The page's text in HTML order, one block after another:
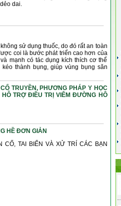
dai.
sử dụng thuốc, do đó rất an toàn
coi là bước phát triển cao hơn của
mạnh có tác dụng kích thích cơ thể
thành bụng, giúp vùng bụng săn
TRUYỀN, PHƯƠNG PHÁP Y HỌC
HỖ TRỢ ĐIỀU TRỊ VIÊM ĐƯỜNG HÔ
HỀ ĐƠN GIẢN
CỐ, TAI BIẾN VÀ XỬ TRÍ CÁC BẠN